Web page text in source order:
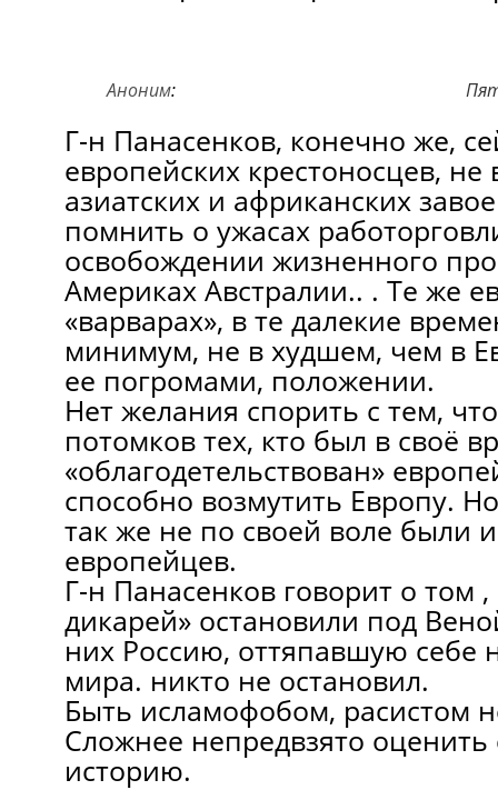
Аноним:
Г-н Панасенков, конечно же,
европейских крестоносцев, не
азиатских и африканских
помнить о ужасах
освобождении жизненного
Америках Австралии.. . Те же
«варварах», в те далекие
минимум, не в худшем, чем в
ее погромами, положении.
Нет желания спорить с тем,
потомков тех, кто был в своё
«облагодетельствован»
способно возмутить Европу.
так же не по своей воле были
европейцев.
Г-н Панасенков говорит о том ,
дикарей» остановили под
них Россию, оттяпавшую себе
мира. никто не остановил.
Быть исламофобом, расистом
Сложнее непредвзято оценить
историю.